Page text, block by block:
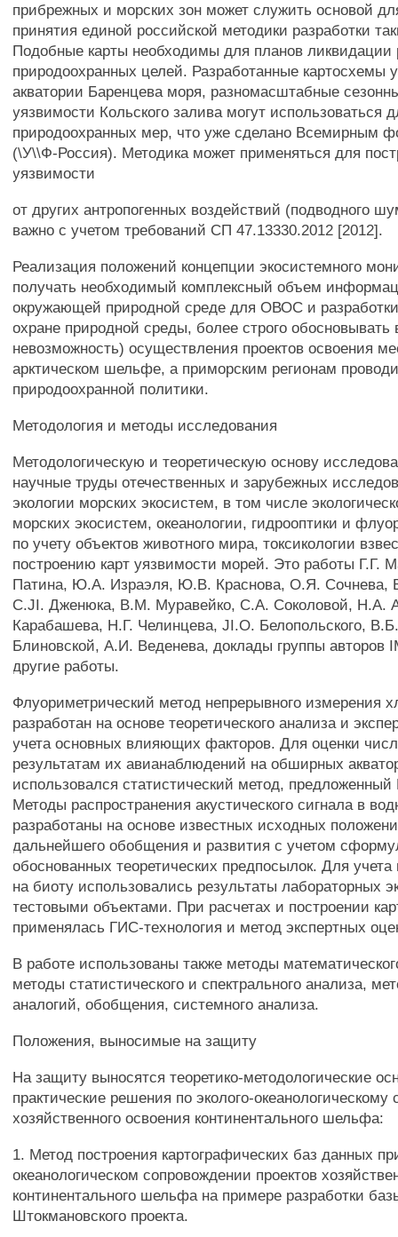
прибрежных и морских зон может служить основой
принятия единой российской методики разработки
Подобные карты необходимы для планов ликвидации
природоохранных целей. Разработанные картосхемы
акватории Баренцева моря, разномасштабные
уязвимости Кольского залива могут использоваться
природоохранных мер, что уже сделано Всемирным
(\У\\Ф-Россия). Методика может применяться для
уязвимости
от других антропогенных воздействий (подводного
важно с учетом требований СП 47.13330.2012 [2012].
Реализация положений концепции экосистемного
получать необходимый комплексный объем
окружающей природной среде для ОВОС и
охране природной среды, более строго
невозможность) осуществления проектов освоения
арктическом шельфе, а приморским регионам
природоохранной политики.
Методология и методы исследования
Методологическую и теоретическую основу
научные труды отечественных и зарубежных
экологии морских экосистем, в том числе
морских экосистем, океанологии, гидрооптики и
по учету объектов животного мира, токсикологии
построению карт уязвимости морей. Это работы Г.Г.
Патина, Ю.А. Израэля, Ю.В. Краснова, О.Я. Сочнева,
C.JI. Дженюка, В.М. Муравейко, С.А. Соколовой, H.A.
Карабашева, Н.Г. Челинцева, JI.O. Белопольского,
Блиновской, А.И. Веденева, доклады группы авторов
другие работы.
Флуориметрический метод непрерывного измерения
разработан на основе теоретического анализа и
учета основных влияющих факторов. Для оценки
результатам их авианаблюдений на обширных
использовался статистический метод,
Методы распространения акустического сигнала в
разработаны на основе известных исходных
дальнейшего обобщения и развития с учетом
обоснованных теоретических предпосылок. Для
на биоту использовались результаты лабораторных
тестовыми объектами. При расчетах и построении
применялась ГИС-технология и метод экспертных
В работе использованы также методы
методы статистического и спектрального анализа,
аналогий, обобщения, системного анализа.
Положения, выносимые на защиту
На защиту выносятся теоретико-методологические
практические решения по эколого-
хозяйственного освоения континентального шельфа:
1. Метод построения картографических баз данных
океанологическом сопровождении проектов
континентального шельфа на примере разработки
Штокмановского проекта.